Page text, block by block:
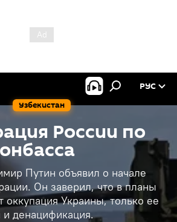
Узбекистан
РУС
России по
Путин объявил о начале
Он заверил, что в планы
оккупация Украины, только ее
и денацификация.